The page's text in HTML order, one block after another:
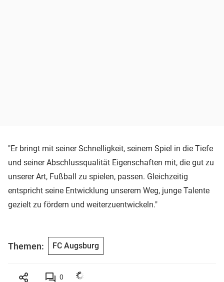
"Er bringt mit seiner Schnelligkeit, seinem Spiel in die Tiefe
und seiner Abschlussqualität Eigenschaften mit, die gut zu
unserer Art, Fußball zu spielen, passen. Gleichzeitig
entspricht seine Entwicklung unserem Weg, junge Talente
gezielt zu fördern und weiterzuentwickeln."
Themen: FC Augsburg
0